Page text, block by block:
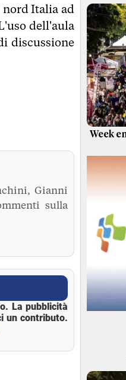
Italia ad
dell'aula
discussione
Gianni
sulla
La pubblicità
un contributo.
Week